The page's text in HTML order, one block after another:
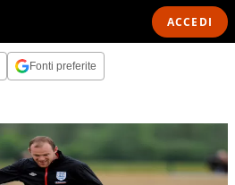
ACCEDI
Fonti preferite